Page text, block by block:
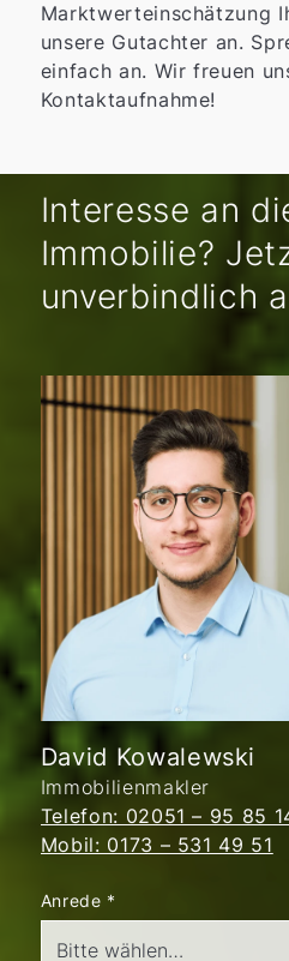
Marktwerteinschätzung
unsere Gutachter an.
einfach an. Wir freuen
Kontaktaufnahme!
Interesse an
Immobilie?
unverbindlich
David Kowalewski
Immobilienmakler
Telefon: 02051 – 95 85
Mobil: 0173 – 531 49 51
Anrede *